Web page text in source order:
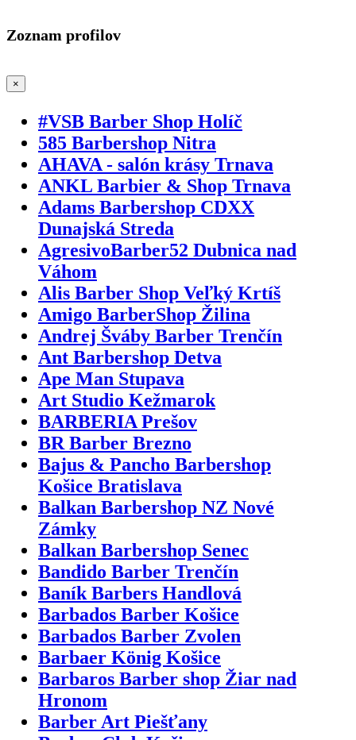
Zoznam profilov
×
#VSB Barber Shop Holíč
585 Barbershop Nitra
AHAVA - salón krásy Trnava
ANKL Barbier & Shop Trnava
Adams Barbershop CDXX
Dunajská Streda
AgresivoBarber52 Dubnica nad
Váhom
Alis Barber Shop Veľký Krtíš
Amigo BarberShop Žilina
Andrej Šváby Barber Trenčín
Ant Barbershop Detva
Ape Man Stupava
Art Studio Kežmarok
BARBERIA Prešov
BR Barber Brezno
Bajus & Pancho Barbershop
Košice Bratislava
Balkan Barbershop NZ Nové
Zámky
Balkan Barbershop Senec
Bandido Barber Trenčín
Baník Barbers Handlová
Barbados Barber Košice
Barbados Barber Zvolen
Barbaer König Košice
Barbaros Barber shop Žiar nad
Hronom
Barber Art Piešťany